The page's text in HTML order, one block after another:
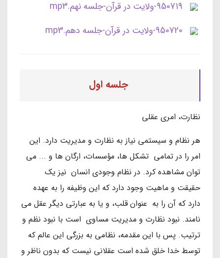
950719-ولایت در قرآن-جلسه نهم.mp3
950720-ولایت در قرآن-جلسه دهم.mp3
جلسه اول
نظارت، امری عقلی
هر نظام و سيستمي نياز به نظارت و مدیریت دارد. اين
امر را در تمامي تشكل ها، مؤسسات، ارگان ها و ... مي
توان مشاهده كرد. در نظام وجودي انسان نيز يك
حقيقت و ماهيت وجود دارد كه اين وظيفه را به عهده
دارد كه آن را به عنوان قلب، و يا به عبارتي ديگر عقل می
نامند. نبود نظارت و مدیریت مساوی است با نبود نظم و
ترتیب. پس با اين مقدمه، نظامي به بزرگي اين عالم که
توسط خدا خلق شده است عقلاني نيست كه بدون ناظر و